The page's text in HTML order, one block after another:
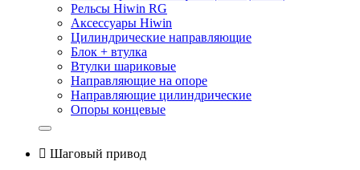
Рельсы Hiwin RG
Аксессуары Hiwin
Цилиндрические направляющие
Блок + втулка
Втулки шариковые
Направляющие на опоре
Направляющие цилиндрические
Опоры концевые
 Шаговый привод